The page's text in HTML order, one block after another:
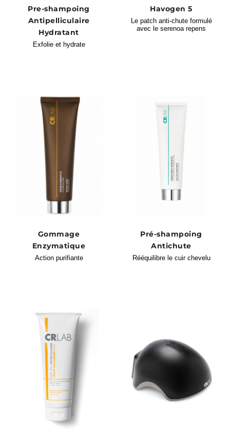
Pre-shampoing
Antipelliculaire
Hydratant
Exfolie et hydrate
Havogen 5
Le patch anti-chute formulé
avec le serenoa repens
Gommage
Enzymatique
Action purifiante
Pré-shampoing
Antichute
Rééquilibre le cuir chevelu